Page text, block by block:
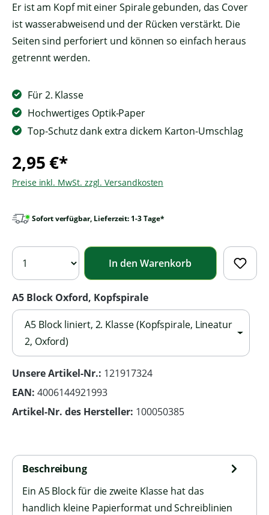
Er ist am Kopf mit einer Spirale gebunden, das Cover
ist wasserabweisend und der Rücken verstärkt. Die
Seiten sind perforiert und können so einfach heraus
getrennt werden.
Für 2. Klasse
Hochwertiges Optik-Paper
Top-Schutz dank extra dickem Karton-Umschlag
2,95 €*
Preise inkl. MwSt. zzgl. Versandkosten
Sofort verfügbar, Lieferzeit: 1-3 Tage*
In den Warenkorb
A5 Block Oxford, Kopfspirale
A5 Block liniert, 2. Klasse (Kopfspirale, Lineatur
2, Oxford)
Unsere Artikel-Nr.: 121917324
EAN: 4006144921993
Artikel-Nr. des Hersteller: 100050385
Beschreibung
Ein A5 Block für die zweite Klasse hat das
handlich kleine Papierformat und Schreiblinien